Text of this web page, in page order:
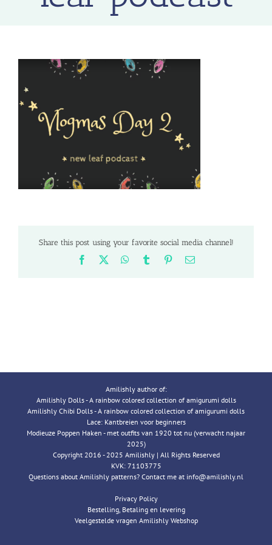
Share this post using your favorite social media channel!
Facebook WhatsApp
Tumblr PinterestEmail
Amilishly author of:
Amilishly Dolls - A rainbow colored collection of amigurumi dolls
Amilishly Chibi Dolls - A rainbow colored collection of amigurumi dolls
Lace: Kantbreien voor beginners
Modieuze Poppen Haken - met outfits van 1920 tot nu (verwacht najaar
2025)
Copyright 2016 - 2025 Amilishly | All Rights Reserved
KVK: 71103775
Questions about Amilishly patterns? Contact me at info@amilishly.nl
Privacy Policy
Bestelling, Betaling en levering
Veelgestelde vragen Amilishly Webshop